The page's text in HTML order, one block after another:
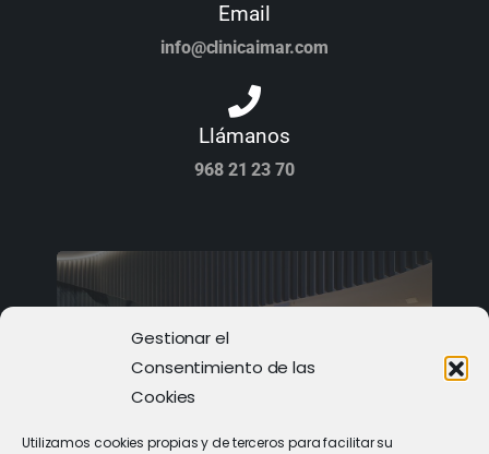
Gestionar el
Consentimiento de las
Cookies
Utilizamos cookies propias y de terceros para facilitar su
Email
info@clinicaimar.com
Llámanos
968 21 23 70